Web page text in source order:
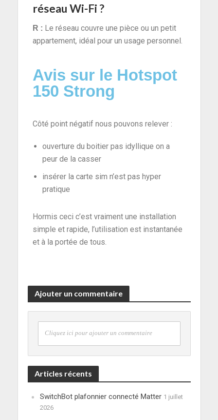
réseau Wi-Fi ?
R : Le réseau couvre une pièce ou un petit
appartement, idéal pour un usage personnel.
Avis sur le Hotspot
150 Strong
Côté point négatif nous pouvons relever :
ouverture du boitier pas idyllique on a
peur de la casser
insérer la carte sim n’est pas hyper
pratique
Hormis ceci c’est vraiment une installation
simple et rapide, l’utilisation est instantanée
et à la portée de tous.
Ajouter un commentaire
Cliquez ici pour ajouter un commentaire
Articles récents
SwitchBot plafonnier connecté Matter 1 juillet
2026